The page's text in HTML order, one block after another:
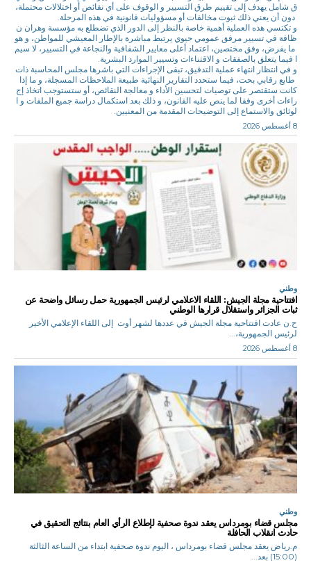
ق شامل يهدف إلى تقييم طرق التسيير و الوقوف على أي نقائص أو اختلالات محتملة،
دون أن يعني ذلك ثبوت مخالفات أو مسؤوليات قانونية في هذه المرحلة.
و تكتسي هذه العملية أهمية خاصة بالنظر إلى الدور الذي تضطلع به مؤسسة وهران ن
ظافة في تسيير مرفق عمومي حيوي يرتبط مباشرة بالإطار المعيشي للمواطن، و هو
ما يفرض، وفق مختصين، اعتماد أعلى معايير الشفافية والنجاعة في التسيير، لا سيم
ا فيما يتعلق بالصفقات و الاقتناءات وتسيير الموارد البشرية.
و في انتظار انتهاء عملية التدقيق، تبقى الإجراءات التي باشرها مجلس المحاسبة ذات
طابع رقابي بحت، فيما ستحدد التقارير النهائية طبيعة الملاحظات المسجلة، و ما إذا
كانت ستقتصر على توصيات لتحسين الأداء و معالجة النقائص، أو ستستوجب اتخاذ إج
راءات أخرى وفقا لما ينص عليه القانون، و ذلك بعد استكمال دراسة جميع الملفات و ا
لوثائق والاستماع إلى التوضيحات المقدمة من المعنيين.
8 أغسطس 2026
وطني
افتتاحية مجلة الجيش: اللقاء الاعلامي لرئيس الجمهورية حمل رسائل واضحة عن
ثبات الجزائر واستقلال قرارها الوطني
ح.ن عادت افتتاحية مجلة الجيش في عددها لشهر أوت إلى اللقاء الإعلامي الأخير
لرئيس الجمهورية،...
8 أغسطس 2026
وطني
مجلس قضاء بومرداس يعقد ندوة صحفية لإطلاع الرأي العام بنتائج التحقيق في
حادث انقلاب الحافلة
م.رياض يعقد مجلس قضاء بومرداس ، اليوم ندوة صحفية ابتداء من الساعة الثالثة
(15:00) بعد...